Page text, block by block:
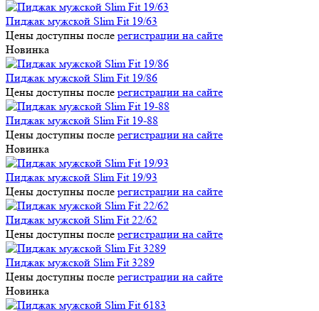
Пиджак мужской Slim Fit 19/63
Цены доступны после регистрации на сайте
Новинка
Пиджак мужской Slim Fit 19/86
Цены доступны после регистрации на сайте
Пиджак мужской Slim Fit 19-88
Цены доступны после регистрации на сайте
Новинка
Пиджак мужской Slim Fit 19/93
Цены доступны после регистрации на сайте
Пиджак мужской Slim Fit 22/62
Цены доступны после регистрации на сайте
Пиджак мужской Slim Fit 3289
Цены доступны после регистрации на сайте
Новинка